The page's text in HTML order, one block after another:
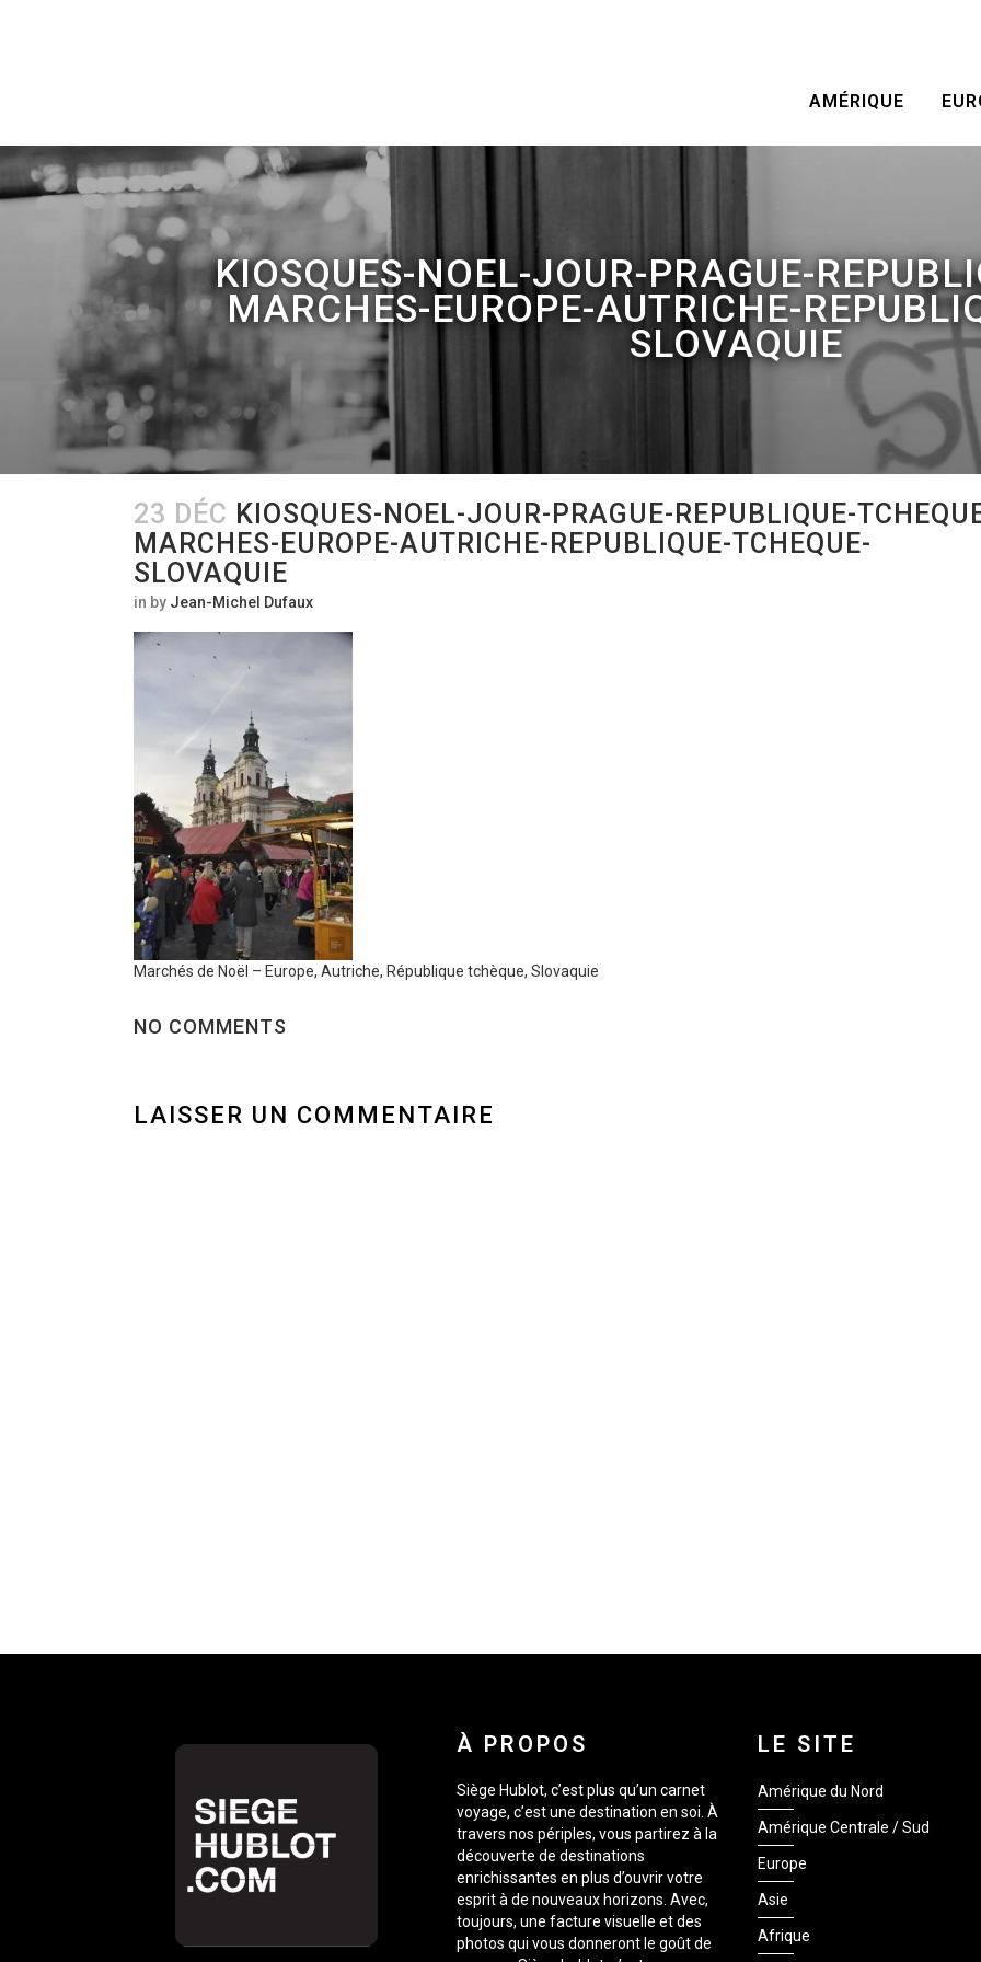
AMÉRIQUE
KIOSQUES-NOEL-JOUR-PRAGUE-
MARCHES-EUROPE-AUTRICHE-
SLOVAQUIE
23 DÉC KIOSQUES-NOEL-JOUR-PRAGUE-REPUBLIQUE-
MARCHES-EUROPE-AUTRICHE-REPUBLIQUE-TCHEQUE-
SLOVAQUIE
in by Jean-Michel Dufaux
Marchés de Noël – Europe, Autriche, République tchèque, Slovaquie
NO COMMENTS
LAISSER UN COMMENTAIRE
À PROPOS
Siège Hublot, c’est plus qu’un carnet
voyage, c’est une destination en soi. À
travers nos périples, vous partirez à la
découverte de destinations
enrichissantes en plus d’ouvrir votre
esprit à de nouveaux horizons. Avec,
toujours, une facture visuelle et des
photos qui vous donneront le goût de
LE SITE
Amérique du Nord
Amérique Centrale / Sud
Europe
Asie
Afrique